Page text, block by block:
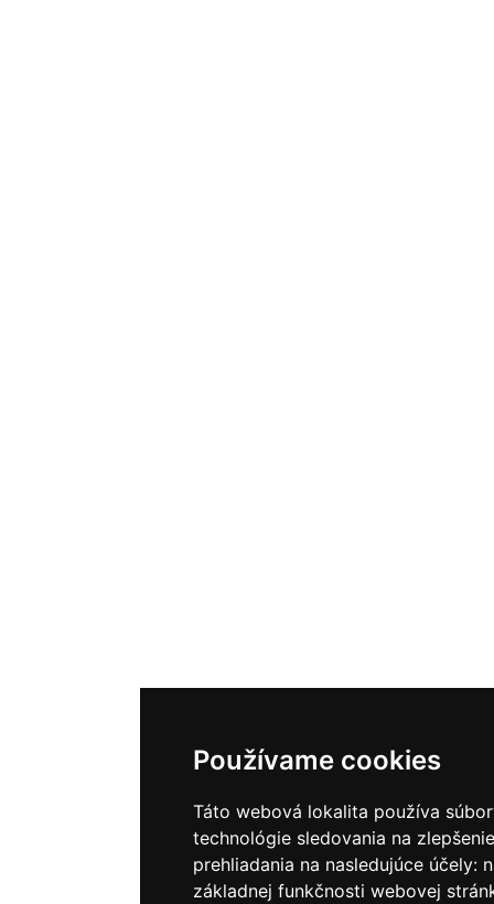
Používame cookies
Táto webová lokalita používa
technológie sledovania na
prehliadania na nasledujúce účely:
základnej funkčnosti webovej